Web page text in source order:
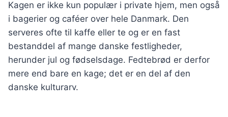
Kagen er ikke kun populær i private hjem, men også
i bagerier og caféer over hele Danmark. Den
serveres ofte til kaffe eller te og er en fast
bestanddel af mange danske festligheder,
herunder jul og fødselsdage. Fedtebrød er derfor
mere end bare en kage; det er en del af den
danske kulturarv.